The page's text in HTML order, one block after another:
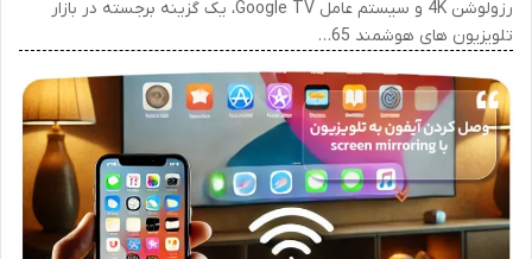
رزولوشن 4K و سیستم عامل Google TV، یک گزینه برجسته در بازار
تلویزیون های هوشمند 65…